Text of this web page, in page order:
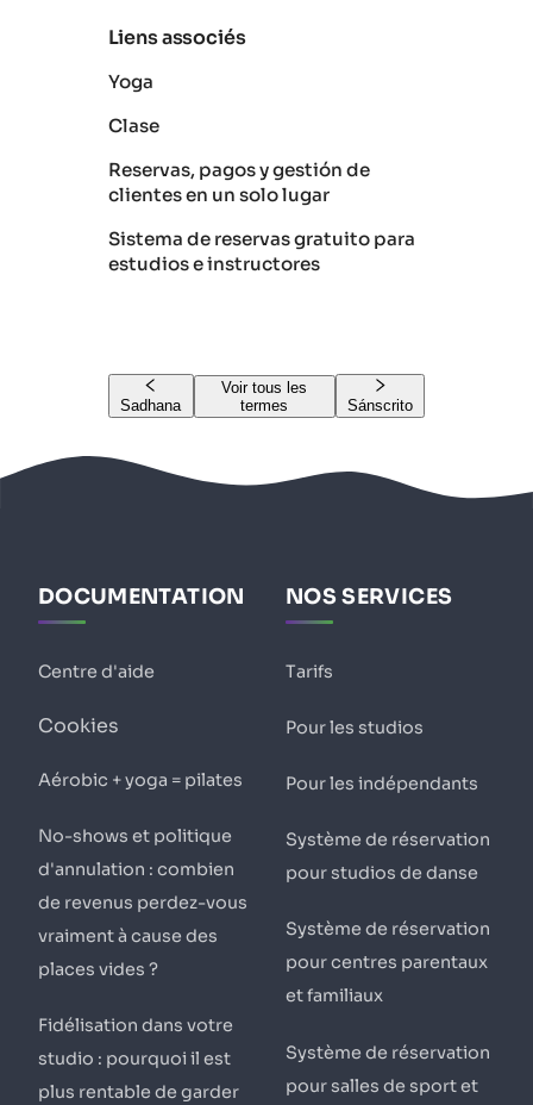
Liens associés
Yoga
Clase
Reservas, pagos y gestión de
clientes en un solo lugar
Sistema de reservas gratuito para
estudios e instructores
Sadhana
Voir tous les
termes
Sánscrito
DOCUMENTATION
Centre d'aide
Cookies
Aérobic + yoga = pilates
No-shows et politique
d'annulation : combien
de revenus perdez-vous
vraiment à cause des
places vides ?
Fidélisation dans votre
studio : pourquoi il est
plus rentable de garder
NOS SERVICES
Tarifs
Pour les studios
Pour les indépendants
Système de réservation
pour studios de danse
Système de réservation
pour centres parentaux
et familiaux
Système de réservation
pour salles de sport et